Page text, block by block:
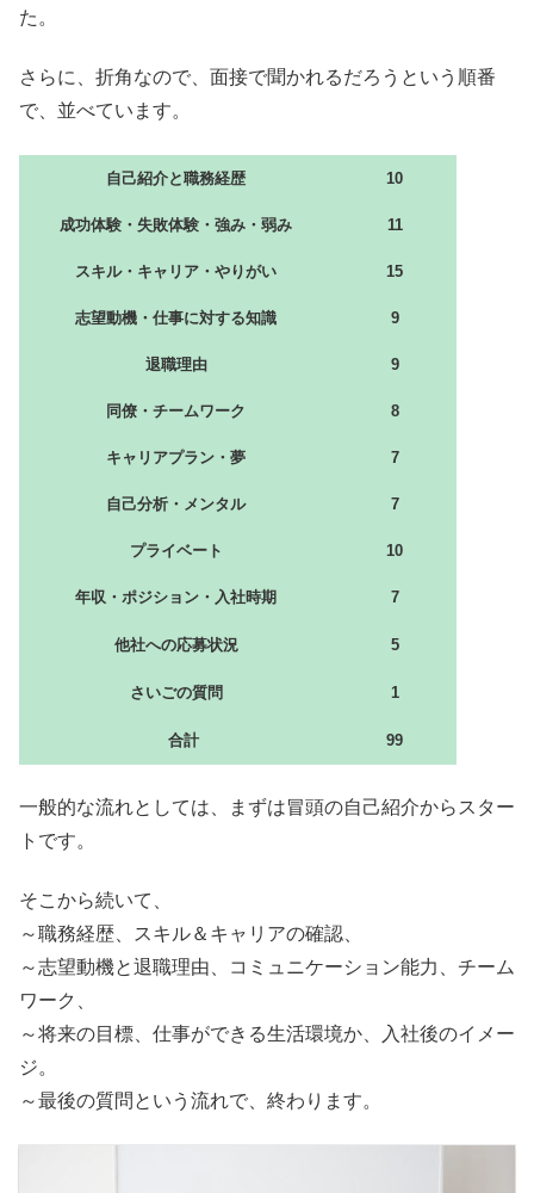
た。
さらに、折角なので、面接で聞かれるだろうという順番
で、並べています。
自己紹介と職務経歴 10
成功体験・失敗体験・強み・弱み 11
スキル・キャリア・やりがい 15
志望動機・仕事に対する知識 9
退職理由 9
同僚・チームワーク 8
キャリアプラン・夢 7
自己分析・メンタル 7
プライベート 10
年収・ポジション・入社時期 7
他社への応募状況 5
さいごの質問 1
合計 99
一般的な流れとしては、まずは冒頭の自己紹介からスター
トです。
そこから続いて、
～職務経歴、スキル＆キャリアの確認、
～志望動機と退職理由、コミュニケーション能力、チーム
ワーク、
～将来の目標、仕事ができる生活環境か、入社後のイメー
ジ。
～最後の質問という流れで、終わります。